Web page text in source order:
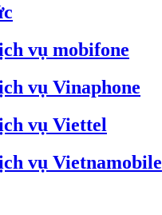
vụ mobifone
vụ Vinaphone
vụ Viettel
vụ Vietnamobile